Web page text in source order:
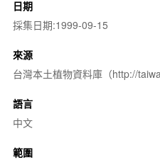
日期
採集日期:1999-09-15
來源
台灣本土植物資料庫（http://
語言
中文
範圍